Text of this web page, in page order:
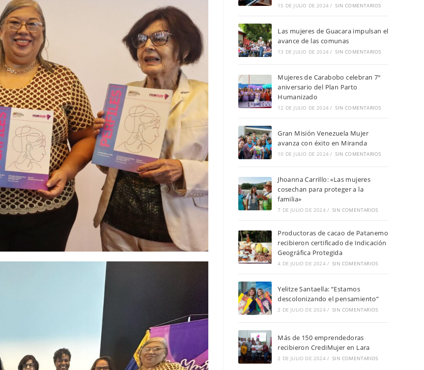
15 DE JULIO DE 2024 / SIN COMENTARIOS
Las mujeres de Guacara impulsan el
avance de las comunas
13 DE JULIO DE 2024 / SIN COMENTARIOS
Mujeres de Carabobo celebran 7°
aniversario del Plan Parto
Humanizado
12 DE JULIO DE 2024 / SIN COMENTARIOS
Gran Misión Venezuela Mujer
avanza con éxito en Miranda
10 DE JULIO DE 2024 / SIN COMENTARIOS
Jhoanna Carrillo: «Las mujeres
cosechan para proteger a la
familia»
7 DE JULIO DE 2024 / SIN COMENTARIOS
Productoras de cacao de Patanemo
recibieron certificado de Indicación
Geográfica Protegida
4 DE JULIO DE 2024 / SIN COMENTARIOS
Yelitze Santaella: “Estamos
descolonizando el pensamiento”
2 DE JULIO DE 2024 / SIN COMENTARIOS
Más de 150 emprendedoras
recibieron CrediMujer en Lara
2 DE JULIO DE 2024 / SIN COMENTARIOS